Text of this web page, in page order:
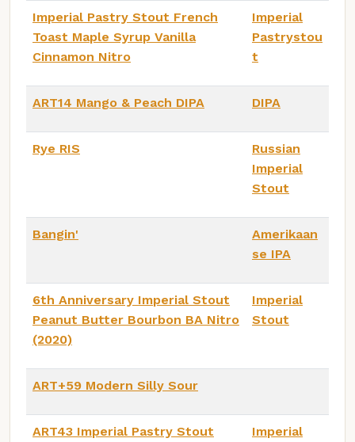
Imperial Pastry Stout French
Toast Maple Syrup Vanilla
Cinnamon Nitro
Imperial
Pastrystou
t
ART14 Mango & Peach DIPA DIPA
Rye RIS
Russian
Imperial
Stout
Bangin'
Amerikaan
se IPA
6th Anniversary Imperial Stout
Peanut Butter Bourbon BA Nitro
(2020)
Imperial
Stout
ART+59 Modern Silly Sour
ART43 Imperial Pastry Stout
Imperial